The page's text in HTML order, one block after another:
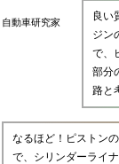
自動車研究家
良い
ジン
で、
部分
路と
なるほど！ピストン
で、シリンダーライ